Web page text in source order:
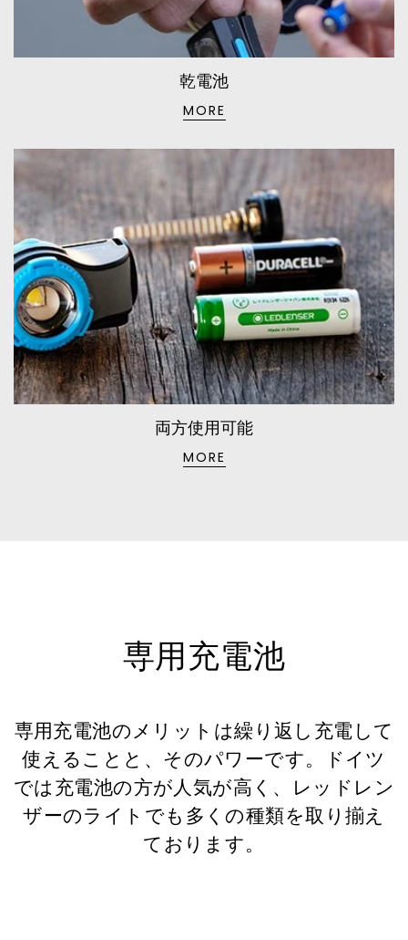
乾電池
MORE
両方使用可能
MORE
専用充電池
専用充電池のメリットは繰り返し充電して
使えることと、そのパワーです。ドイツ
では充電池の方が人気が高く、レッドレン
ザーのライトでも多くの種類を取り揃え
ております。